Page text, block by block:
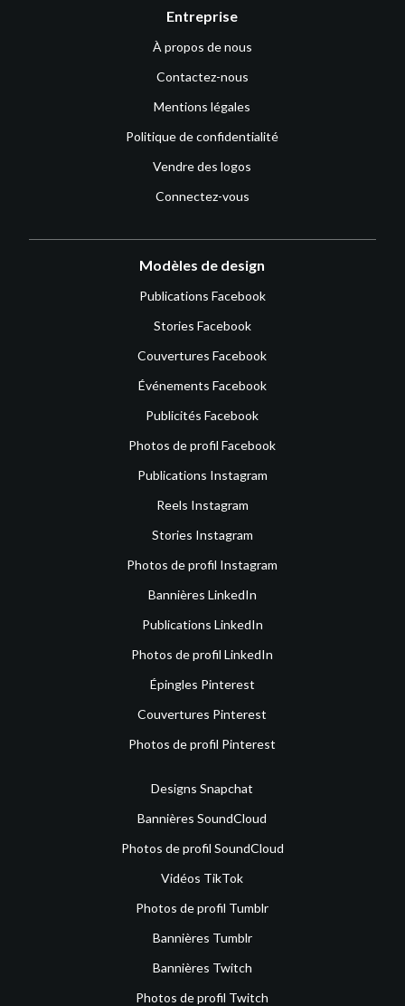
Entreprise
À propos de nous
Contactez-nous
Mentions légales
Politique de confidentialité
Vendre des logos
Connectez-vous
Modèles de design
Publications Facebook
Stories Facebook
Couvertures Facebook
Événements Facebook
Publicités Facebook
Photos de profil Facebook
Publications Instagram
Reels Instagram
Stories Instagram
Photos de profil Instagram
Bannières LinkedIn
Publications LinkedIn
Photos de profil LinkedIn
Épingles Pinterest
Couvertures Pinterest
Photos de profil Pinterest
Designs Snapchat
Bannières SoundCloud
Photos de profil SoundCloud
Vidéos TikTok
Photos de profil Tumblr
Bannières Tumblr
Bannières Twitch
Photos de profil Twitch